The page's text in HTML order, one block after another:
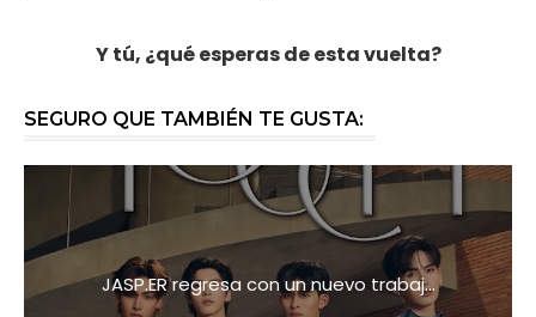
Y tú, ¿qué esperas de esta vuelta?
SEGURO QUE TAMBIÉN TE GUSTA:
JASP.ER regresa con un nuevo trabaj...